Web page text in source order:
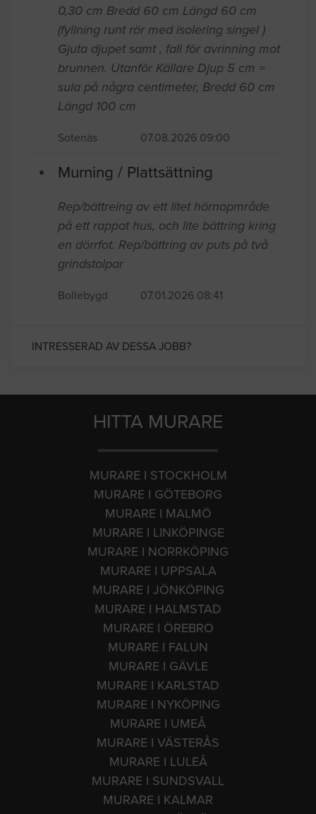
0,30 cm Bredd 60 cm Längd 60 cm
(fyllning runt rör med isolering singel )
Gjuta djupet samt , fall för avrinning mot
brunnen. Utanför Källare Djup 5 cm =
sula på några centimeter, Bredd 60 cm
Längd 100 cm
Sotenäs 07.08.2026 09:00
Murning / Plattsättning
Rep/bättreing av ett litet hörnopmråde
på ett rappat hus, och lite bättring kring
en dörrfot. Rep/bättring av puts på två
grindstolpar
Bollebygd 07.01.2026 08:41
INTRESSERAD AV DESSA JOBB?
HITTA MURARE
MURARE I STOCKHOLM
MURARE I GÖTEBORG
MURARE I MALMÖ
MURARE I LINKÖPINGE
MURARE I NORRKÖPING
MURARE I UPPSALA
MURARE I JÖNKÖPING
MURARE I HALMSTAD
MURARE I ÖREBRO
MURARE I FALUN
MURARE I GÄVLE
MURARE I KARLSTAD
MURARE I NYKÖPING
MURARE I UMEÅ
MURARE I VÄSTERÅS
MURARE I LULEÅ
MURARE I SUNDSVALL
MURARE I KALMAR